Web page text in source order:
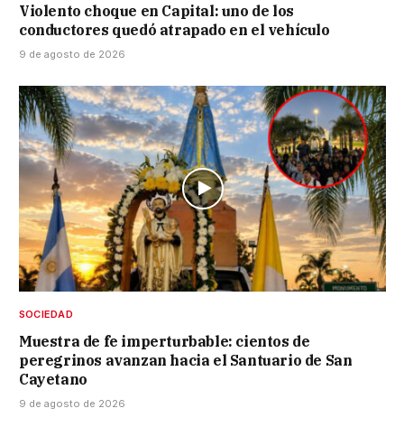
Violento choque en Capital: uno de los
conductores quedó atrapado en el vehículo
9 de agosto de 2026
SOCIEDAD
Muestra de fe imperturbable: cientos de
peregrinos avanzan hacia el Santuario de San
Cayetano
9 de agosto de 2026